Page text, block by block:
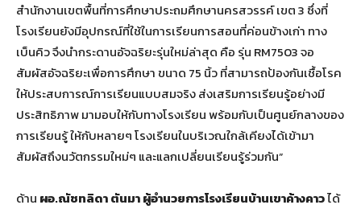
สำนักงานเขตพื้นที่การศึกษาประถมศึกษานครสวรรค์ เขต 3 ซึ่งที่
โรงเรียนยังมีอุปกรณ์ที่ใช้ในการเรียนการสอนที่ค่อนข้างเก่า ทาง
เบ็นคิว จึงนำกระดานอัจฉริยะรุ่นใหม่ล่าสุด คือ รุ่น RM7503 จอ
สัมผัสอัจฉริยะเพื่อการศึกษา ขนาด 75 นิ้ว ที่สามารถป้องกันเชื้อโรค
ให้ประสบการณ์การเรียนแบบสมจริง ส่งเสริมการเรียนรู้อย่างมี
ประสิทธิภาพ มามอบให้กับทางโรงเรียน พร้อมกับเป็นศูนย์กลางของ
การเรียนรู้ ให้กับหลายๆ โรงเรียนในบริเวณใกล้เคียงได้เข้ามา
สัมผัสถึงนวัตกรรมใหม่ๆ และแลกเปลี่ยนเรียนรู้ร่วมกัน”
ด้าน ผอ.ณัชทลิดา ตันมา ผู้อำนวยการโรงเรียนบ้านเขาค้างคาวได้